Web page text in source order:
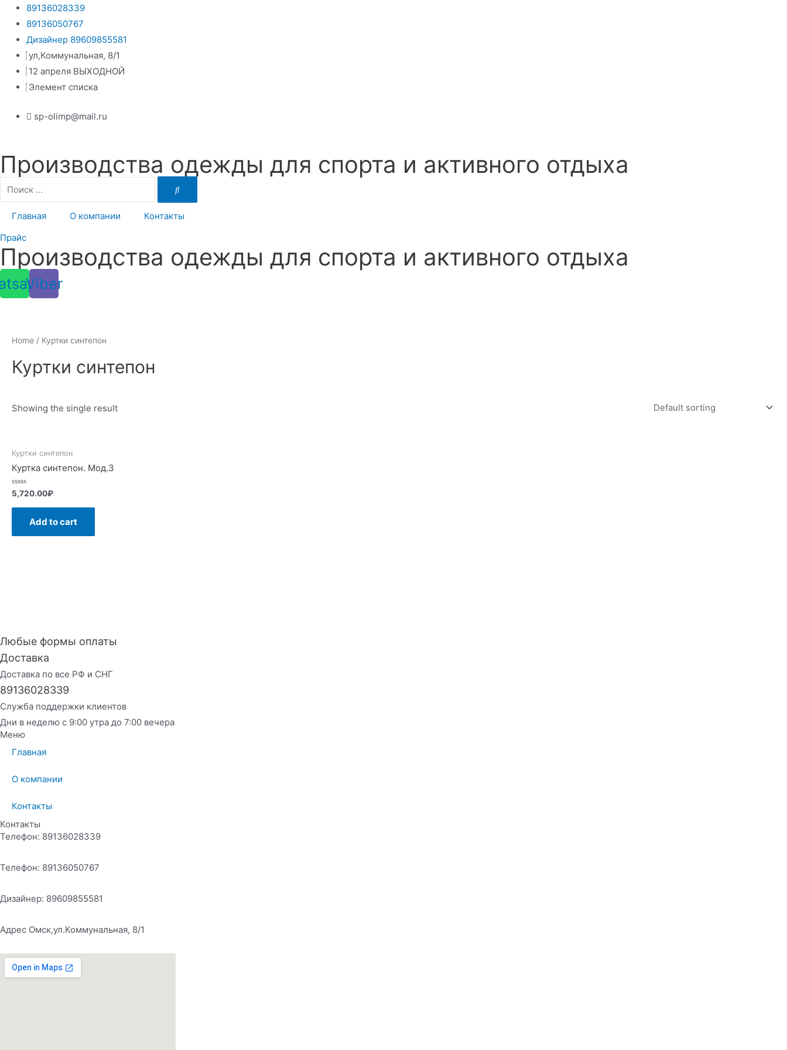
Перейти
содержимому
89136028339
89136050767
Дизайнер 89609855581
ул,Коммунальная, 8/1
12 апреля ВЫХОДНОЙ
Элемент списка
sp-olimp@mail.ru
Производства одежды для спорта и активного отдыха
Главная О компании
Контакты
Прайс
Производства одежды для спорта и активного отдыха
Viber
Home / Куртки синтепон
Куртки синтепон
Showing the single result
Куртки синтепон
Куртка синтепон. Мод.3
Rated
out
5,720.00₽
Add to cart
Любые формы оплаты
Доставка
Доставка по все РФ и СНГ
89136028339
Служба поддержки клиентов
Дни в неделю с 9:00 утра до 7:00 вечера
Меню
Главная
О компании
Контакты
Контакты
Телефон: 89136028339
Телефон: 89136050767
Дизайнер: 89609855581
Адрес Омск,ул.Коммунальная, 8/1